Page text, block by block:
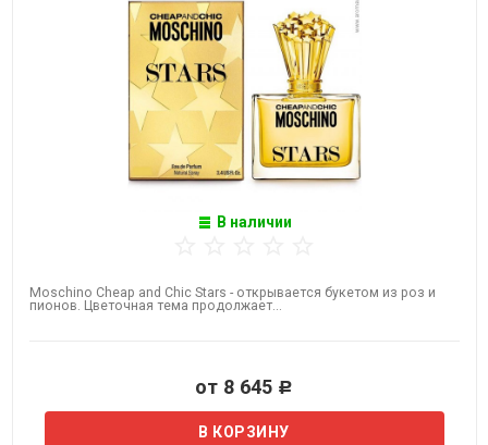
В наличии
Moschino Cheap and Chic Stars - открывается букетом из роз и
пионов. Цветочная тема продолжает...
от 8 645 Р